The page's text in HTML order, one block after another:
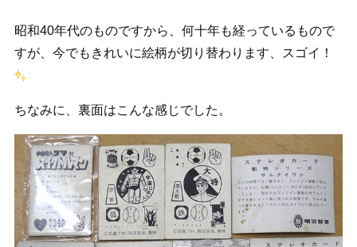
昭和40年代のものですから、何十年も経っているもので
すが、今でもきれいに絵柄が切り替わります、スゴイ！
ちなみに、裏面はこんな感じでした。